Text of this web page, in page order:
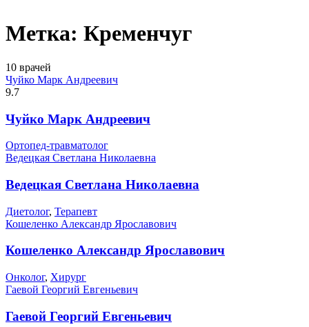
Метка: Кременчуг
10 врачей
Чуйко Марк Андреевич
9.7
Чуйко Марк Андреевич
Ортопед-травматолог
Ведецкая Светлана Николаевна
Ведецкая Светлана Николаевна
Диетолог, Терапевт
Кошеленко Александр Ярославович
Кошеленко Александр Ярославович
Онколог, Хирург
Гаевой Георгий Евгеньевич
Гаевой Георгий Евгеньевич